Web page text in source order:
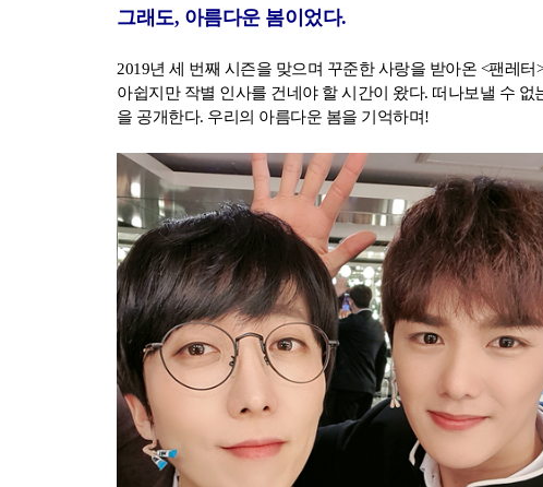
그래도, 아름다운 봄이었다.
2019년 세 번째 시즌을 맞으며 꾸준한 사랑을 받아온 <팬레
아쉽지만 작별 인사를 건네야 할 시간이 왔다. 떠나보낼 수
을 공개한다. 우리의 아름다운 봄을 기억하며!